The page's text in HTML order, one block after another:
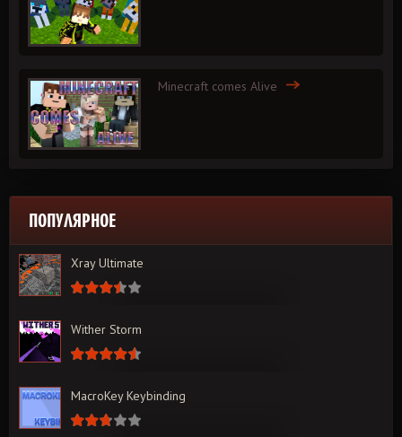
Minecraft comes Alive
ПОПУЛЯРНОЕ
Xray Ultimate
Wither Storm
MacroKey Keybinding